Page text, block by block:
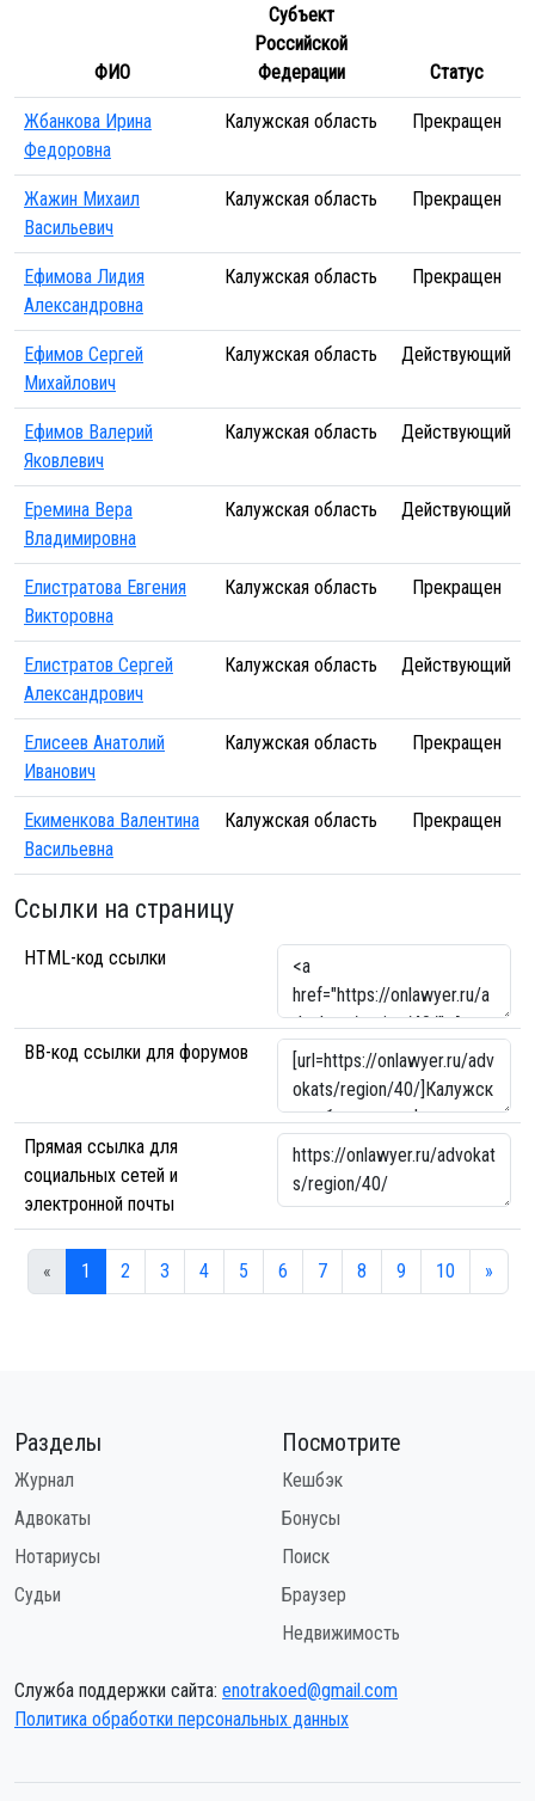
ФИО
Субъект
Российской
Федерации
Статус
Жбанкова Ирина
Федоровна
Калужская область Прекращен
Жажин Михаил
Васильевич
Калужская область Прекращен
Ефимова Лидия
Александровна
Калужская область Прекращен
Ефимов Сергей
Михайлович
Калужская область Действующий
Ефимов Валерий
Яковлевич
Калужская область Действующий
Еремина Вера
Владимировна
Калужская область Действующий
Елистратова Евгения
Викторовна
Калужская область Прекращен
Елистратов Сергей
Александрович
Калужская область Действующий
Елисеев Анатолий
Иванович
Калужская область Прекращен
Екименкова Валентина
Васильевна
Калужская область Прекращен
Ссылки на страницу
HTML-код ссылки
BB-код ссылки для форумов
Прямая ссылка для
социальных сетей и
электронной почты
« 1 2 3 4 5 6 7 8 9 10 »
Разделы
Журнал
Адвокаты
Нотариусы
Судьи
Посмотрите
Кешбэк
Бонусы
Поиск
Браузер
Недвижимость
Служба поддержки сайта: enotrakoed@gmail.com
Политика обработки персональных данных